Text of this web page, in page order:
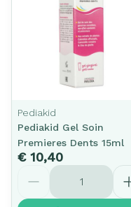
Pediakid
Pediakid Gel Soin
Premieres Dents 15ml
€ 10,40
Aantal